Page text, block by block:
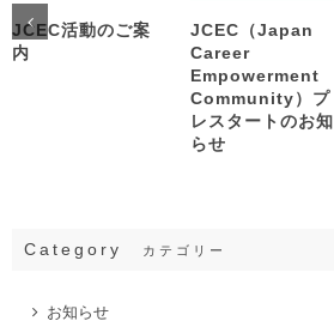
JCEC活動のご案
内
JCEC（Japan
Career
Empowerment
Community）プ
レスタートのお知
らせ
Category カテゴリー
お知らせ